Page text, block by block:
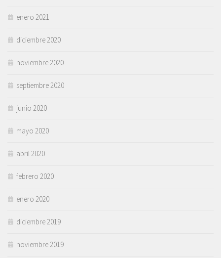
enero 2021
diciembre 2020
noviembre 2020
septiembre 2020
junio 2020
mayo 2020
abril 2020
febrero 2020
enero 2020
diciembre 2019
noviembre 2019